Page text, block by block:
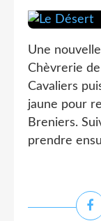
Une
Chèvrerie
Cavaliers
jaune pour
Breniers.
prendre